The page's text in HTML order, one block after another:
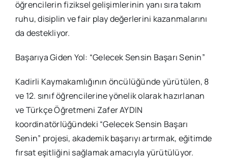
öğrencilerin fiziksel gelişimlerinin yanı sıra takım
ruhu, disiplin ve fair play değerlerini kazanmalarını
da destekliyor.
Başarıya Giden Yol: “Gelecek Sensin Başarı Senin”
Kadirli Kaymakamlığının öncülüğünde yürütülen, 8
ve 12. sınıf öğrencilerine yönelik olarak hazırlanan
ve Türkçe Öğretmeni Zafer AYDIN
koordinatörlüğündeki “Gelecek Sensin Başarı
Senin” projesi, akademik başarıyı artırmak, eğitimde
fırsat eşitliğini sağlamak amacıyla yürütülüyor.